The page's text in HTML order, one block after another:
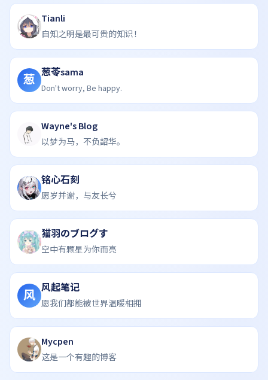
Tianli
自知之明是最可贵的知识！
葱 葱苓sama
Don't worry, Be happy.
Wayne's Blog
以梦为马，不负韶华。
铭心石刻
愿岁并谢，与友长兮
猫羽のブログす
空中有颗星为你而亮
风 风起笔记
愿我们都能被世界温暖相拥
Mycpen
这是一个有趣的博客